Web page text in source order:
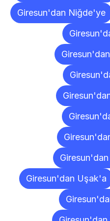
Giresun'dan Niğde'ye
Giresun'dan Uşak'a